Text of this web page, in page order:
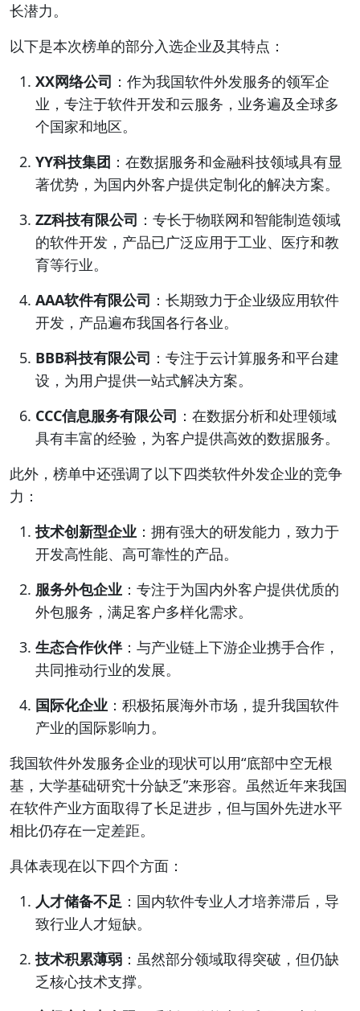
长潜力。
以下是本次榜单的部分入选企业及其特点：
XX网络公司 ：作为我国软件外发服务的领军企
业，专注于软件开发和云服务，业务遍及全球多
个国家和地区。
YY科技集团 ：在数据服务和金融科技领域具有显
著优势，为国内外客户提供定制化的解决方案。
ZZ科技有限公司 ：专长于物联网和智能制造领域
的软件开发，产品已广泛应用于工业、医疗和教
育等行业。
AAA软件有限公司 ：长期致力于企业级应用软件
开发，产品遍布我国各行各业。
BBB科技有限公司 ：专注于云计算服务和平台建
设，为用户提供一站式解决方案。
CCC信息服务有限公司 ：在数据分析和处理领域
具有丰富的经验，为客户提供高效的数据服务。
此外，榜单中还强调了以下四类软件外发企业的竞争
力：
技术创新型企业 ：拥有强大的研发能力，致力于
开发高性能、高可靠性的产品。
服务外包企业 ：专注于为国内外客户提供优质的
外包服务，满足客户多样化需求。
生态合作伙伴：与产业链上下游企业携手合作，
共同推动行业的发展。
国际化企业 ：积极拓展海外市场，提升我国软件
产业的国际影响力。
我国软件外发服务企业的现状可以用“底部中空无根
基，大学基础研究十分缺乏”来形容。虽然近年来我国
在软件产业方面取得了长足进步，但与国外先进水平
相比仍存在一定差距。
具体表现在以下四个方面：
人才储备不足 ：国内软件专业人才培养滞后，导
致行业人才短缺。
技术积累薄弱 ：虽然部分领域取得突破，但仍缺
乏核心技术支撑。